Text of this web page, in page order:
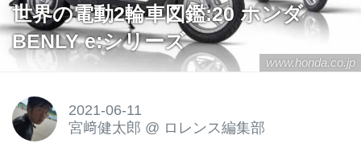
www.honda.co.jp
世界の電動2輪車図鑑:20 ホンダ
BENLY e:シリーズ
2021-06-11
宮﨑健太郎 @ ロレンス編集部